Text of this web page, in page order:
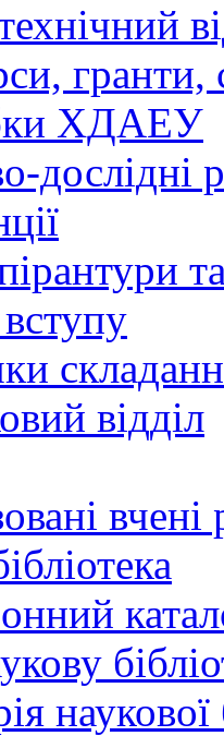
гранти,
ХДАЕУ
дослідні
відділ
вчені